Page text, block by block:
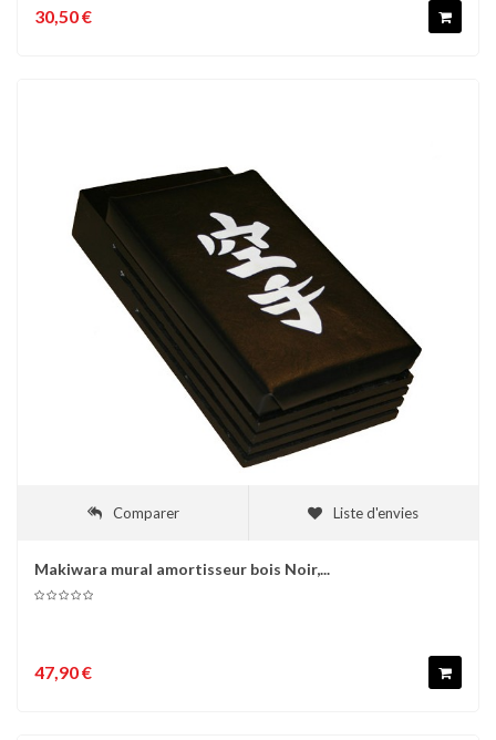
30,50 €
Comparer Liste d'envies
Makiwara mural amortisseur bois Noir,...
47,90 €